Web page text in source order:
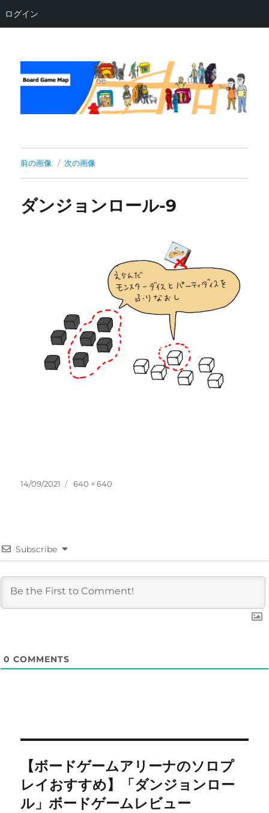
ログイン
Board Game Map
前の画像 次の画像
ダンジョンロール-9
投
14/09/2021
フ
640 × 640
Subscribe
0 COMMENTS
稿
ナ
【ボードゲームアリーナのソロプ
レイおすすめ】「ダンジョンロー
ル」ボードゲームレビュー